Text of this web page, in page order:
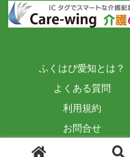
ふくはぴ愛知とは？
よくある質問
利用規約
お問合せ
Copyright © 2026